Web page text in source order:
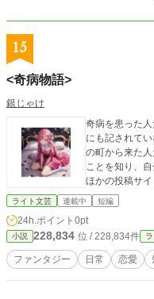
15
<奇病物語>
銀じゃけ
奇病を患った
にも記されて
の町から来た
ことを知り、自分
ほかの投稿サイ
ライト文芸 連載中 短編
24h.ポイント 0pt
小説 228,834 位 / 228,834件
ファンタジー 日常 恋愛